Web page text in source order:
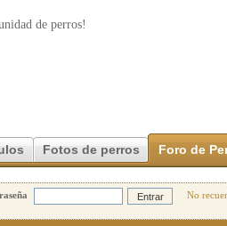
de perros!
Fotos de perros Foro de
No